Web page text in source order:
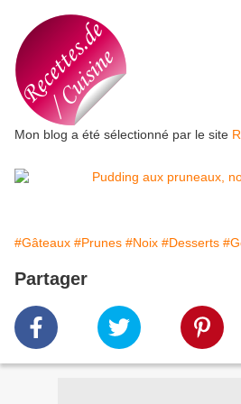
Mon blog a été sélectionné par le site
#Gâteaux #Prunes #Noix #Desserts
Partager